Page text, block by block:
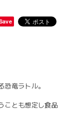
竜ラトル。
ことも想定し食品